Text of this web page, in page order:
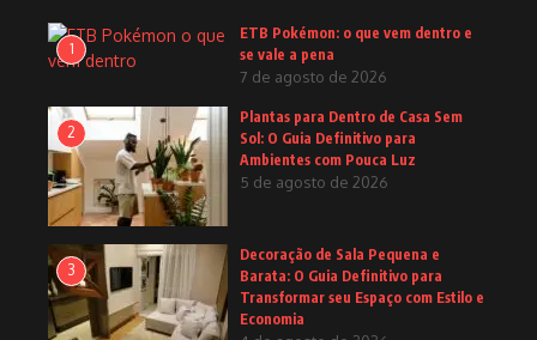
1
ETB Pokémon: o que vem dentro e
se vale a pena
7 de agosto de 2026
2
Plantas para Dentro de Casa Sem
Sol: O Guia Definitivo para
Ambientes com Pouca Luz
5 de agosto de 2026
3
Decoração de Sala Pequena e
Barata: O Guia Definitivo para
Transformar seu Espaço com Estilo e
Economia